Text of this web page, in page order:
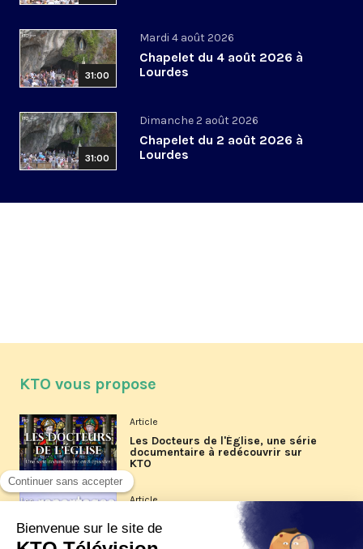
31:00
Mardi 4 août 2026
Chapelet du 4 août 2026 à
Lourdes
31:00
Dimanche 2 août 2026
Chapelet du 2 août 2026 à
Lourdes
KTO vous propose
Article
Les Docteurs de l'Église, une série
documentaire à redécouvrir sur
KTO
Article
Les reportages d'été 2026 de KTO